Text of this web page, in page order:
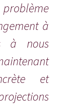
problème
à
à nous
et